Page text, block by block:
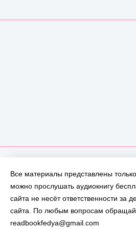
Все материалы представлены
можно прослушать аудиокнигу
сайта не несёт ответственности за
сайта. По любым вопросам
readbookfedya@gmail.com